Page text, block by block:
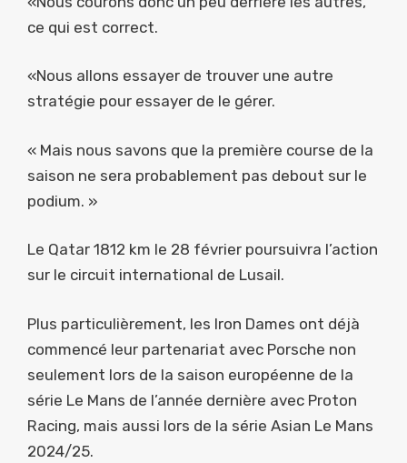
ce qui est correct.
«Nous allons essayer de trouver une autre
stratégie pour essayer de le gérer.
« Mais nous savons que la première course de la
saison ne sera probablement pas debout sur le
podium. »
Le Qatar 1812 km le 28 février poursuivra l’action
sur le circuit international de Lusail.
Plus particulièrement, les Iron Dames ont déjà
commencé leur partenariat avec Porsche non
seulement lors de la saison européenne de la
série Le Mans de l’année dernière avec Proton
Racing, mais aussi lors de la série Asian Le Mans
2024/25.